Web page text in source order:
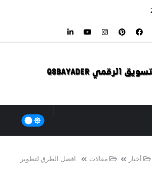
أخبار مقالات
افضل الطرق لتطوير